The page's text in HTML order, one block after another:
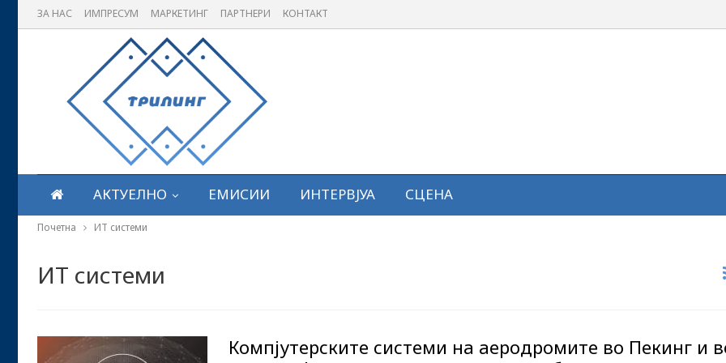
ЗА НАС ИМПРЕСУМ МАРКЕТИНГ ПАРТНЕРИ КОНТАКТ
АКТУЕЛНО ЕМИСИИ ИНТЕРВЈУА СЦЕНА
Почетна ИТ системи
ИТ системи
Компјутерските системи на аеродромите во Пекинг и